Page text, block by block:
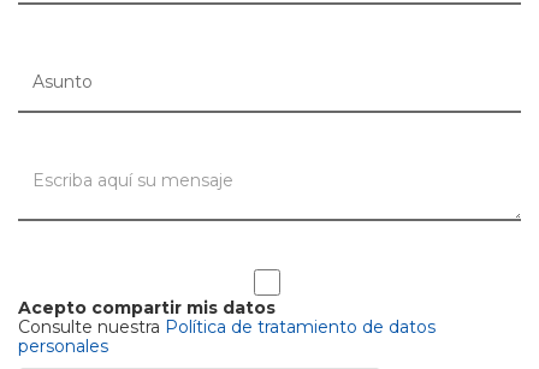
Acepto compartir mis datos
Consulte nuestra Política de tratamiento de datos
personales